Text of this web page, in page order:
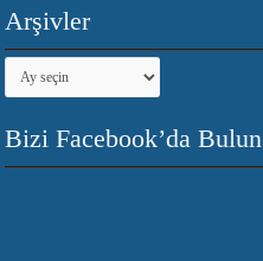
Arşivler
Arşivler
Bizi Facebook’da Bulun